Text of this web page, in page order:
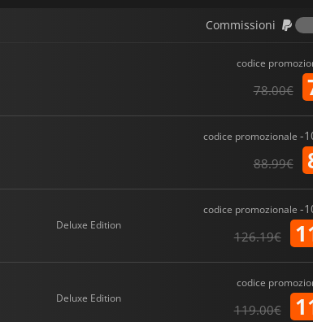
Commissioni
codice
78.00€
codice promozionale -
88.99€
Deluxe Edition
codice promozionale -
126.19€
Deluxe Edition
codice
119.00€